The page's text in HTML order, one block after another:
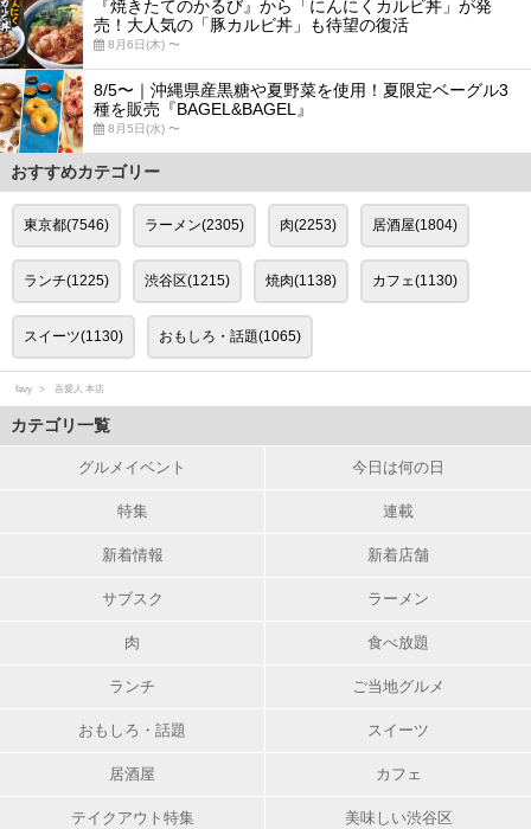
『焼きたてのかるび』から「にんにくカルビ丼」が発
売！大人気の「豚カルビ丼」も待望の復活
8月6日(木) 〜
8/5〜｜沖縄県産黒糖や夏野菜を使用！夏限定ベーグル3
種を販売『BAGEL&BAGEL』
8月5日(水) 〜
おすすめカテゴリー
東京都(7546) ラーメン(2305) 肉(2253) 居酒屋(1804)
ランチ(1225) 渋谷区(1215) 焼肉(1138) カフェ(1130)
スイーツ(1130) おもしろ・話題(1065)
favy 吾愛人 本店
カテゴリ一覧
グルメイベント 今日は何の日
特集 連載
新着情報 新着店舗
サブスク ラーメン
肉 食べ放題
ランチ ご当地グルメ
おもしろ・話題 スイーツ
居酒屋 カフェ
テイクアウト特集 美味しい渋谷区